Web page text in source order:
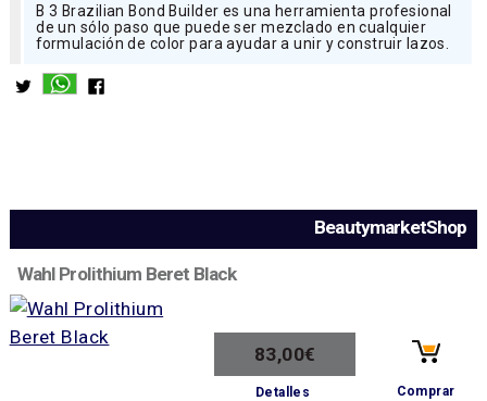
B 3 Brazilian Bond Builder es una herramienta profesional
de un sólo paso que puede ser mezclado en cualquier
formulación de color para ayudar a unir y construir lazos.
BeautymarketShop
Wahl Prolithium Beret Black
83,00€
Detalles Comprar